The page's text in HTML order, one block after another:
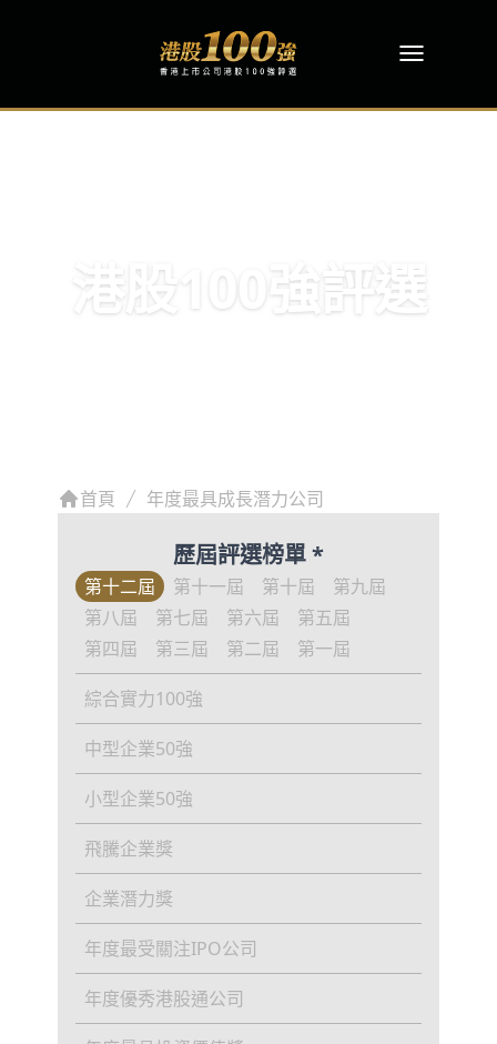
港股100強評選
首頁 年度最具成長潛力公司
歷屆評選榜單 *
第十二屆 第十一屆 第十屆
第九屆
第八屆
第七屆 第六屆
第五屆
第四屆
第三屆 第二屆 第一屆
綜合實力100強
中型企業50強
小型企業50強
飛騰企業獎
企業潛力獎
年度最受關注IPO公司
年度優秀港股通公司